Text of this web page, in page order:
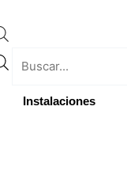
Instalaciones